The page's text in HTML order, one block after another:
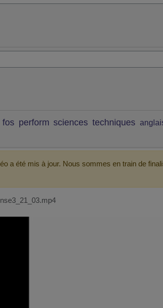
fos perform sciences techniques
a été mis à jour. Nous sommes en train de